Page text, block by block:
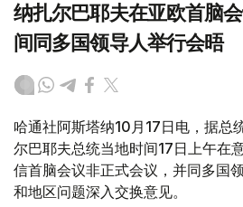
纳扎尔巴耶夫在亚欧首脑
间同多国领导人举行会晤
哈通社阿斯塔纳10月17日电，据总
尔巴耶夫总统当地时间17日上午在
信首脑会议非正式会议，并同多国
和地区问题深入交换意见。